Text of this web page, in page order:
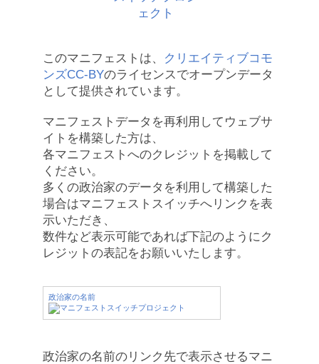
このマニフェストは、
クリエイティブコモ
ンズCC-BYのライセンスでオープンデータ
として提供されています。
マニフェストデータを再利用してウェブサ
イトを構築した方は、
各マニフェストへのクレジットを掲載して
ください。
多くの政治家のデータを利用して構築した
場合はマニフェストスイッチへリンクを表
示いただき、
数件など表示可能であれば下記のようにク
レジットの表記をお願いいたします。
政治家の名前
政治家の名前のリンク先で表示させるマニ